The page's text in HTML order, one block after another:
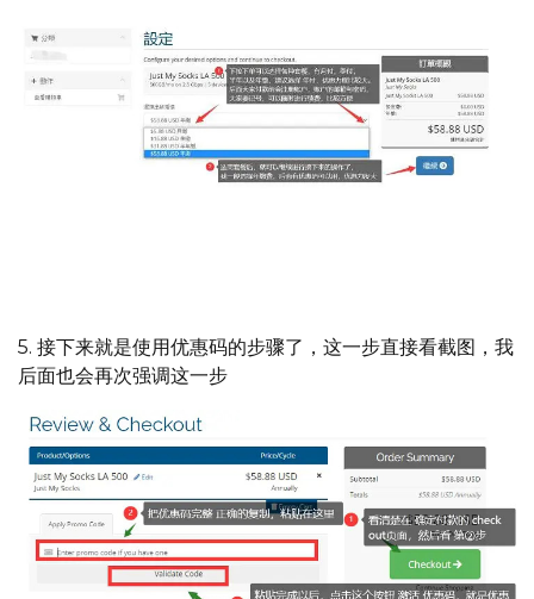
5. 接下来就是使用优惠码的步骤了，这一步直接看截图，我
后面也会再次强调这一步